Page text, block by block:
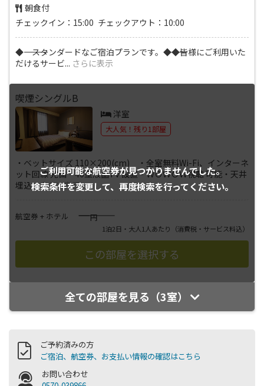
朝食付
チェックイン：15:00 チェックアウト：10:00
◆―――――――――――――――――― スタンダードなご宿泊プランです。――――――――――――――――――◆◆皆様にご利用いた
だけるサービ... さらに表示
ご利用可能な航空券が見つかりませんでした。
検索条件を変更して、 再度検索を行ってください。
喫煙シングルB
洋室
大人気！残り1部屋
・ベットサイズ 110×200(cm) ・全室無料Wi-Fi、インターネ
ット回線 完備・40型液晶TV 設置・ＷＯＷＯＷ視聴 可能・天井
埋込...さらに表示
航空券 + ホテル ――――円
1泊2日・大人1人あたり （消費税・サービス料込）
全ての部屋を見る（3室）
ご予約済みの方
ご宿泊、航空券、お支払い情報の確認はこちら
お問い合わせ